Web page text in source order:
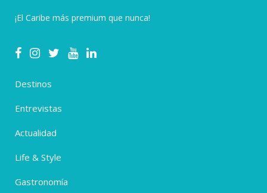
¡El Caribe más premium que nunca!
Destinos
Entrevistas
Actualidad
Life & Style
Gastronomía